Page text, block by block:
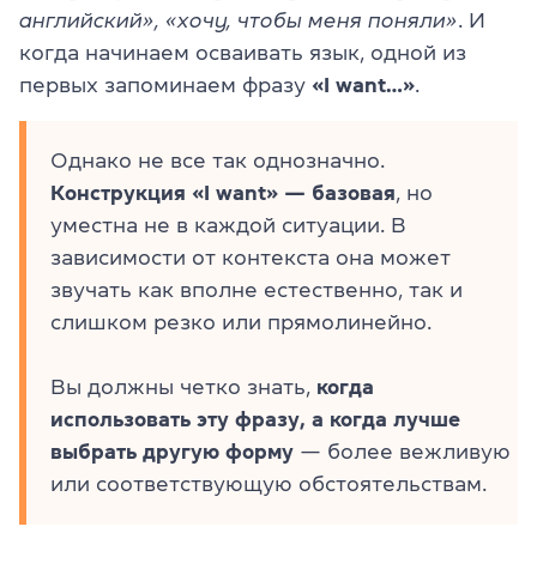
английский», «хочу, чтобы меня поняли» . И
когда начинаем осваивать язык, одной из
первых запоминаем фразу «I want…»
Однако не все так однозначно.
Конструкция «I want» — базовая , но
уместна не в каждой ситуации. В
зависимости от контекста она может
звучать как вполне естественно, так и
слишком резко или прямолинейно.
Вы должны четко знать, когда
использовать эту фразу, а когда лучше
выбрать другую форму — более вежливую
или соответствующую обстоятельствам.